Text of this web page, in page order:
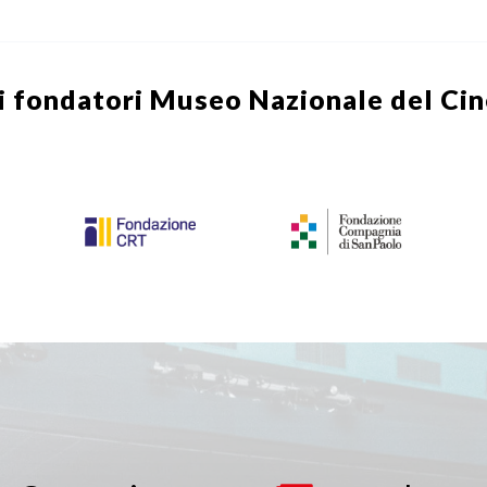
fondatori Museo Nazionale del